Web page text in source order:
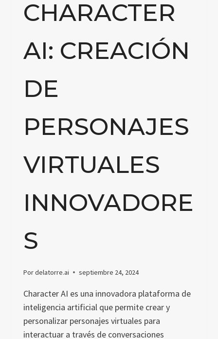
CHARACTER
AI: CREACIÓN
DE
PERSONAJES
VIRTUALES
INNOVADORE
S
Pordelatorre.ai septiembre 24, 2024
Character AI es una innovadora plataforma de
inteligencia artificial que permite crear y
personalizar personajes virtuales para
interactuar a través de conversaciones